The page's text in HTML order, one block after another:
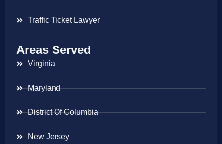
Traffic Ticket Lawyer
Areas Served
Virginia
Maryland
District Of Columbia
New Jersey